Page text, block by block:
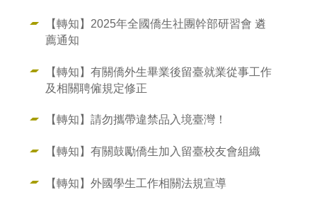
【轉知】2025年全國僑生社團幹部研習會 遴
薦通知
【轉知】有關僑外生畢業後留臺就業從事工作
及相關聘僱規定修正
【轉知】請勿攜帶違禁品入境臺灣！
【轉知】有關鼓勵僑生加入留臺校友會組織
【轉知】外國學生工作相關法規宣導